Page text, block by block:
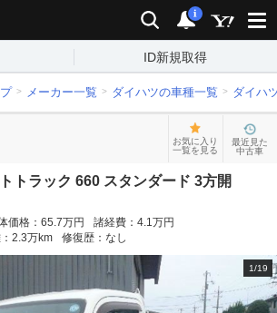
検索 通知
i
ID新規取得
メーカー一覧 ダイハツの車種一覧 ダイハ
お気に入り
一覧を見る
最近見た
中古車
トラック 660 スタンダード 3方開
価格： 65.7万円 諸経費： 4.1万円
2.3万km 修復歴： なし
1/19